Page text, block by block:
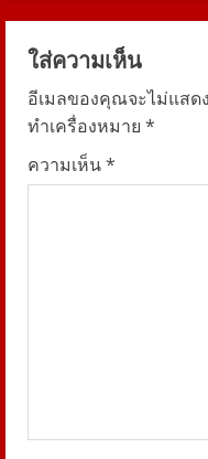
e
R
e
a
ใส่ความเห็น
อีเมลของคุณจะไม่แสด
ทำเครื่องหมาย *
ความเห็น*